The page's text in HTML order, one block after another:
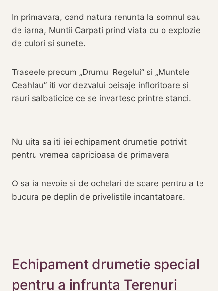
In primavara, cand natura renunta la somnul sau
de iarna, Muntii Carpati prind viata cu o explozie
de culori si sunete.
Traseele precum „Drumul Regelui” si „Muntele
Ceahlau” iti vor dezvalui peisaje infloritoare si
rauri salbaticice ce se invartesc printre stanci.
Nu uita sa iti iei echipament drumetie potrivit
pentru vremea capricioasa de primavera
O sa ia nevoie si de ochelari de soare pentru a te
bucura pe deplin de privelistile incantatoare.
Echipament drumetie special
pentru a infrunta Terenuri